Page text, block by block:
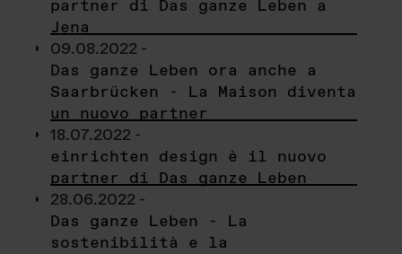
partner di Das ganze Leben a
Jena
09.08.2022 -
Das ganze Leben ora anche a
Saarbrücken - La Maison diventa
un nuovo partner
18.07.2022 -
einrichten design è il nuovo
partner di Das ganze Leben
28.06.2022 -
Das ganze Leben - La
sostenibilità e la